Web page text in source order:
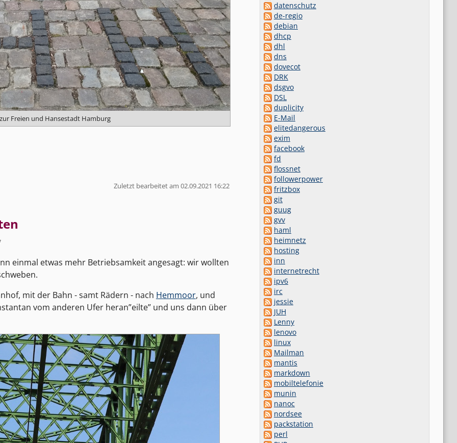
Freien und Hansestadt Hamburg
Zuletzt bearbeitet am 02.09.2021 16:22
einmal etwas mehr Betriebsamkeit angesagt: wir wollten
mit der Bahn - samt Rädern - nach Hemmoor, und
vom anderen Ufer heran”eilte” und uns dann über
datenschutz
de-regio
debian
dhcp
dhl
dns
dovecot
DRK
dsgvo
DSL
duplicity
E-Mail
elitedangerous
exim
facebook
fd
flossnet
followerpower
fritzbox
git
guug
gvv
haml
heimnetz
hosting
inn
internetrecht
ipv6
irc
jessie
JUH
Lenny
lenovo
linux
Mailman
mantis
markdown
mobiltelefonie
munin
nanoc
nordsee
packstation
perl